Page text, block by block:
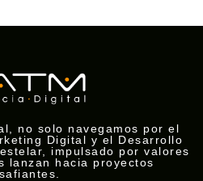
no solo navegamos por el
Digital y el Desarrollo
impulsado por valores
lanzan hacia proyectos